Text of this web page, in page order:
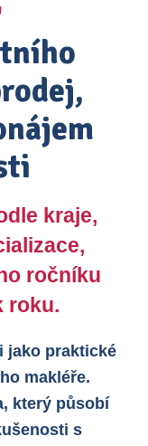
kraje,
ročníku
roku.
jako praktické
makléře.
který působí
s